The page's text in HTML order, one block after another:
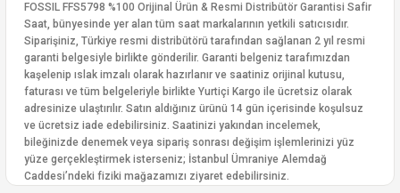
FOSSIL FFS5798 %100 Orijinal Ürün & Resmi Distribütör Garantisi Safir
Saat, bünyesinde yer alan tüm saat markalarının yetkili satıcısıdır.
Siparişiniz, Türkiye resmi distribütörü tarafından sağlanan 2 yıl resmi
garanti belgesiyle birlikte gönderilir. Garanti belgeniz tarafımızdan
kaşelenip ıslak imzalı olarak hazırlanır ve saatiniz orijinal kutusu,
faturası ve tüm belgeleriyle birlikte Yurtiçi Kargo ile ücretsiz olarak
adresinize ulaştırılır. Satın aldığınız ürünü 14 gün içerisinde koşulsuz
ve ücretsiz iade edebilirsiniz. Saatinizi yakından incelemek,
bileğinizde denemek veya sipariş sonrası değişim işlemlerinizi yüz
yüze gerçekleştirmek isterseniz; İstanbul Ümraniye Alemdağ
Caddesi’ndeki fiziki mağazamızı ziyaret edebilirsiniz.